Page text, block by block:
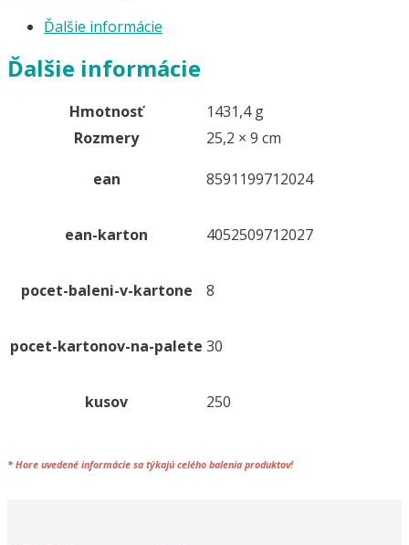
x
3
Ďalšie informácie
Ďalšie informácie
Hmotnosť
1431,4 g
Rozmery
25,2 × 9 cm
ean 8591199712024
ean-karton 4052509712027
pocet-baleni-v-kartone 8
pocet-kartonov-na-palete 30
kusov 250
* Hore uvedené informácie sa týkajú celého balenia produktov!